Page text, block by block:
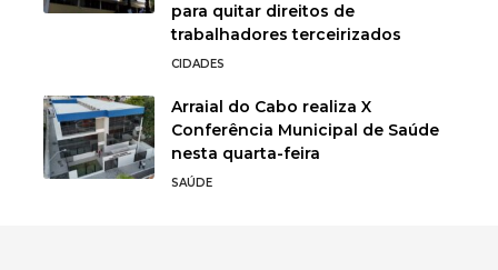
para quitar direitos de
trabalhadores terceirizados
CIDADES
Arraial do Cabo realiza X
Conferência Municipal de Saúde
nesta quarta-feira
SAÚDE